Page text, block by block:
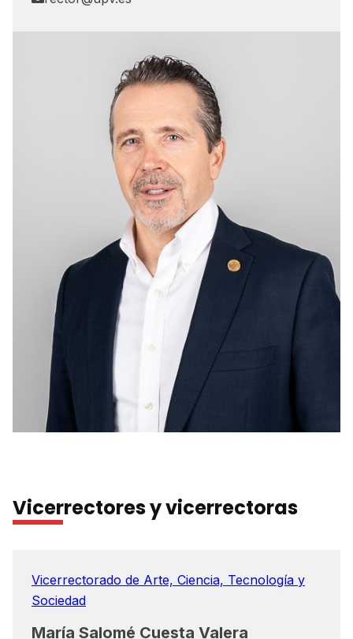
Vicerrectores y vicerrectoras
Vicerrectorado de Arte, Ciencia, Tecnología y
Sociedad
María Salomé Cuesta Valera